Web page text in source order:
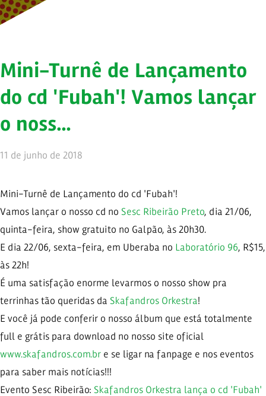
Mini-Turnê de Lançamento
do cd 'Fubah'! Vamos lançar
o noss…
11 de junho de 2018
Mini-Turnê de Lançamento do cd 'Fubah'!
Vamos lançar o nosso cd no Sesc Ribeirão Preto, dia 21/06,
quinta-feira, show gratuito no Galpão, às 20h30.
E dia 22/06, sexta-feira, em Uberaba no Laboratório 96, R$15,
às 22h!
É uma satisfação enorme levarmos o nosso show pra
terrinhas tão queridas da Skafandros Orkestra!
E você já pode conferir o nosso álbum que está totalmente
full e grátis para download no nosso site oficial
www.skafandros.com.br e se ligar na fanpage e nos eventos
para saber mais notícias!!!
Evento Sesc Ribeirão: Skafandros Orkestra lança o cd 'Fubah'